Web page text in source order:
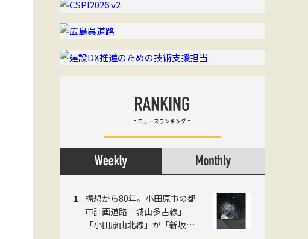
ニュースランキング
構想から80年。小田原市の都
市計画道路「城山多古線」
「小田原山北線」が「新坂下